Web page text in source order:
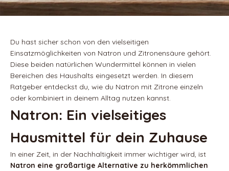
Du hast sicher schon von den vielseitigen
Einsatzmöglichkeiten von Natron und Zitronensäure gehört.
Diese beiden natürlichen Wundermittel können in vielen
Bereichen des Haushalts eingesetzt werden. In diesem
Ratgeber entdeckst du, wie du Natron mit Zitrone einzeln
oder kombiniert in deinem Alltag nutzen kannst.
Natron: Ein vielseitiges
Hausmittel für dein Zuhause
In einer Zeit, in der Nachhaltigkeit immer wichtiger wird, ist
Natron eine großartige Alternative zu herkömmlichen